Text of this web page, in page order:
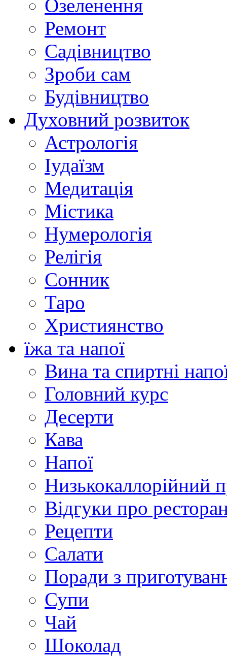
Озеленення
Ремонт
Садівництво
Зроби сам
Будівництво
Духовний розвиток
Астрологія
Іудаїзм
Медитація
Містика
Нумерологія
Релігія
Сонник
Таро
Християнство
їжа та напої
Вина та спиртні
Головний курс
Десерти
Кава
Напої
Низькокаллорійний
Відгуки про
Рецепти
Салати
Поради з
Супи
Чай
Шоколад